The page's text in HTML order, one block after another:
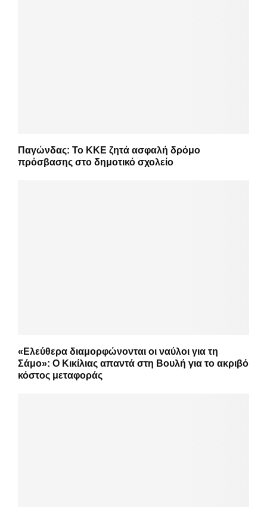
Παγώνδας: Το ΚΚΕ ζητά ασφαλή δρόμο
πρόσβασης στο δημοτικό σχολείο
«Ελεύθερα διαμορφώνονται οι ναύλοι για τη
Σάμο»: Ο Κικίλιας απαντά στη Βουλή για το ακριβό
κόστος μεταφοράς